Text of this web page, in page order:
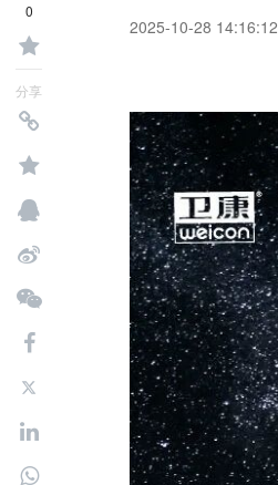
0
分享
2025-10-28 14:16:12